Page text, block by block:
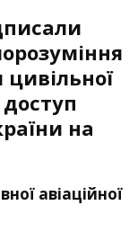
на
авіаційної